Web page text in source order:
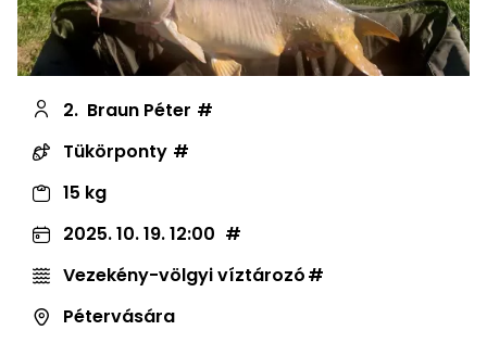
2. Braun Péter
Tükörponty
15 kg
2025. 10. 19. 12:00
Vezekény-völgyi víztározó
Pétervására